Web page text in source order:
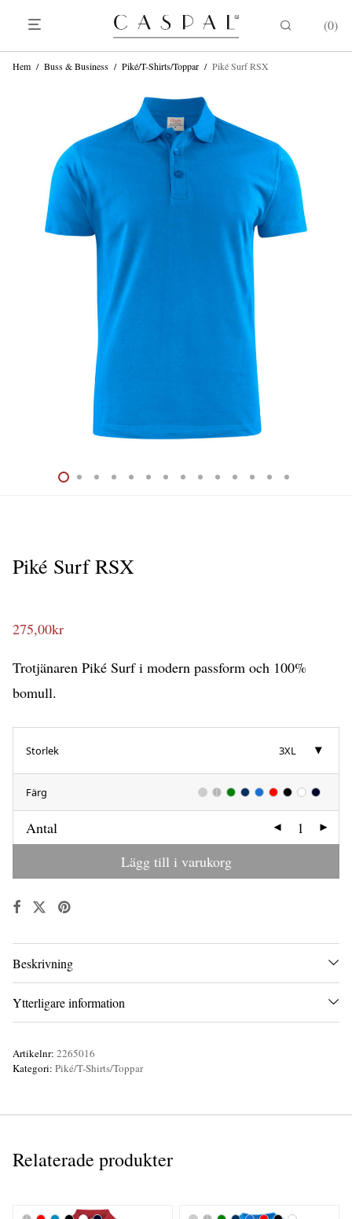
0
Hem / Buss & Business / Piké/T-Shirts/Toppar / Piké Surf RSX
Piké Surf RSX
275,00kr
Trotjänaren Piké Surf i modern passform och 100%
bomull.
Storlek 3XL
Färg
Antal
Lägg till i varukorg
Beskrivning
Ytterligare information
Artikelnr: 2265016
Kategori: Piké/T-Shirts/Toppar
Relaterade produkter